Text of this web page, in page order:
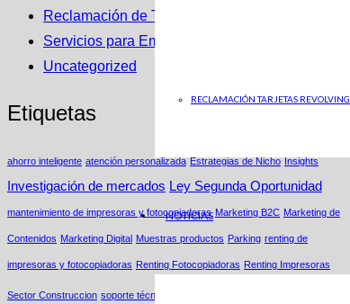
RECLAMACIÓN TARJETAS REVOLVING
NOTICIAS
Reclamación de Tarjetas Revolving
Servicios para Empresas
Uncategorized
Etiquetas
ahorro inteligente atención personalizada Estrategias de Nicho Insights
Investigación de mercados Ley Segunda Oportunidad
mantenimiento de impresoras y fotocopiadoras Marketing B2C Marketing de
Contenidos Marketing Digital Muestras productos Parking renting de
impresoras y fotocopiadoras Renting Fotocopiadoras Renting Impresoras
Sector Construccion soporte técnico